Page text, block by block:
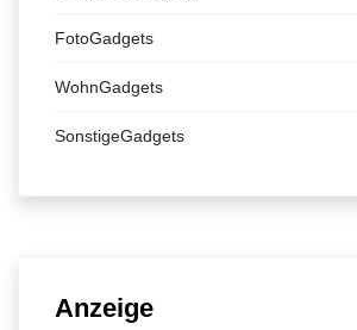
FotoGadgets
WohnGadgets
SonstigeGadgets
Anzeige